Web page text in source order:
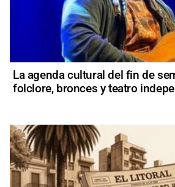
La agenda cultural del fin de
folclore, bronces y teatro